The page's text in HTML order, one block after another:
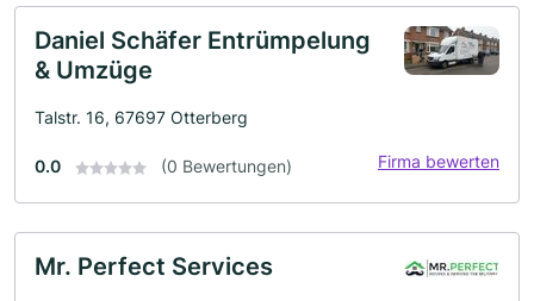
Daniel Schäfer Entrümpelung
& Umzüge
Talstr. 16, 67697 Otterberg
0.0 (0 Bewertungen) Firma bewerten
Mr. Perfect Services